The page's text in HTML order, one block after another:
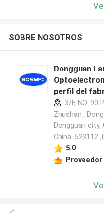
SOBRE NOSOTROS
Dongguan
perfil del
3/F, NO. 90
Zhushan ,
Dongguan city,
China. 523112
5.0